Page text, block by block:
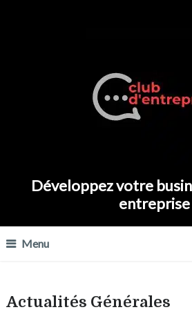
Développez votre
entreprise
Menu
Actualités Générales